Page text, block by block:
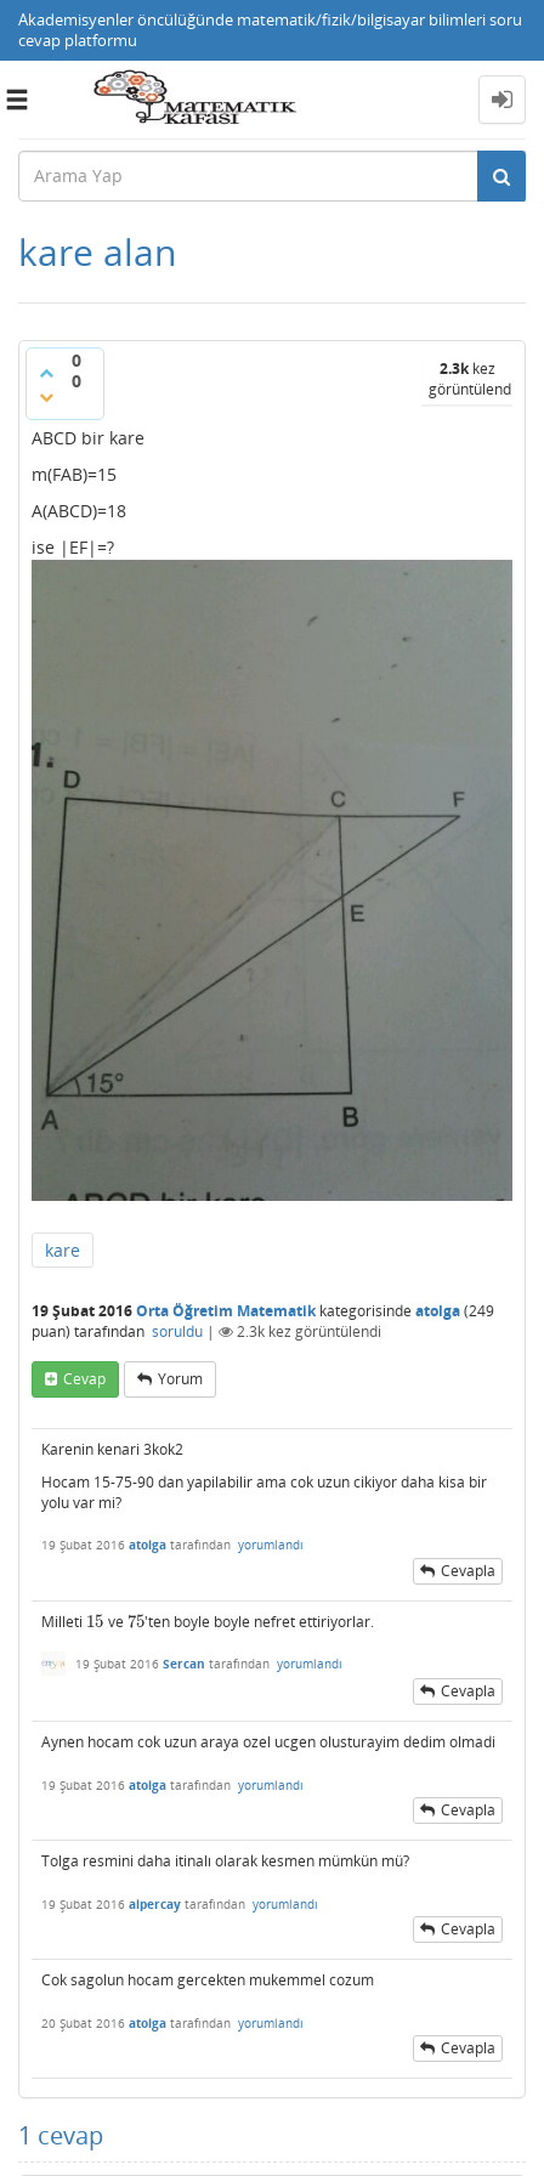
Akademisyenler öncülüğünde matematik/fizik/bilgisayar bilimleri soru
cevap platformu
Toggle
kare alan
0
0
2.3kkez
görüntülendi
ABCD bir kare
m(FAB)=15
A(ABCD)=18
ise |EF|=?
kare
19 Şubat 2016Orta Öğretim Matematikkategorisinde atolga(249
puan) tarafından soruldu | 2.3k kez görüntülendi
Cevap Yorum
Karenin kenari 3kok2
Hocam 15-75-90 dan yapilabilir ama cok uzun cikiyor daha kisa bir
yolu var mi?
19 Şubat 2016 atolga tarafından yorumlandı
Cevapla
Milleti 15
15 ve 75
75'ten boyle boyle nefret ettiriyorlar.
19 Şubat 2016 Sercan tarafından yorumlandı
Cevapla
Aynen hocam cok uzun araya ozel ucgen olusturayim dedim olmadi
19 Şubat 2016 atolga tarafından yorumlandı
Cevapla
Tolga resmini daha itinalı olarak kesmen mümkün mü?
19 Şubat 2016 alpercay tarafından yorumlandı
Cevapla
Cok sagolun hocam gercekten mukemmel cozum
20 Şubat 2016 atolga tarafından yorumlandı
Cevapla
1 cevap